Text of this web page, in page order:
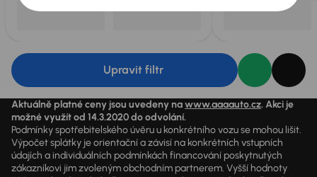
Upravit filtr
Aktuálně platné ceny jsou uvedeny nawww.aaaauto.cz. Akci je
možné využít od 14.3.2020 do odvolání.
Podmínky spotřebitelského úvěru u konkrétního vozu se mohou lišit.
Výpočet splátky je orientační a závisí na konkrétních vstupních
údajích a individuálních podmínkách financování poskytnutých
zákazníkovi jim zvoleným obchodním partnerem. Vyšší hodnoty